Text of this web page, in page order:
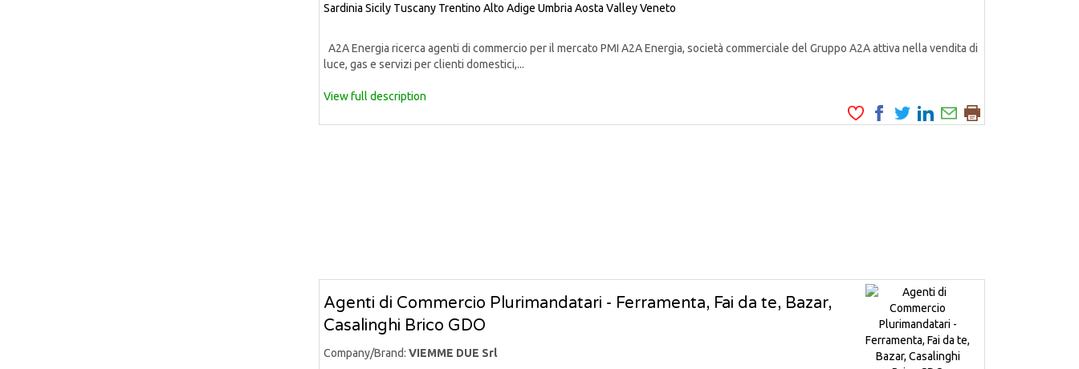
Sardinia Sicily Tuscany Trentino Alto Adige Umbria Aosta ValleyVeneto
A2A Energia ricerca agenti di commercio per il mercato PMI A2A Energia, società commerciale del Gruppo A2A attiva nella vendita di
luce, gas e servizi per clienti domestici,...
View full description
Agenti di Commercio Plurimandatari - Ferramenta, Fai da te, Bazar,
Casalinghi Brico GDO
Company/Brand: VIEMME DUE Srl